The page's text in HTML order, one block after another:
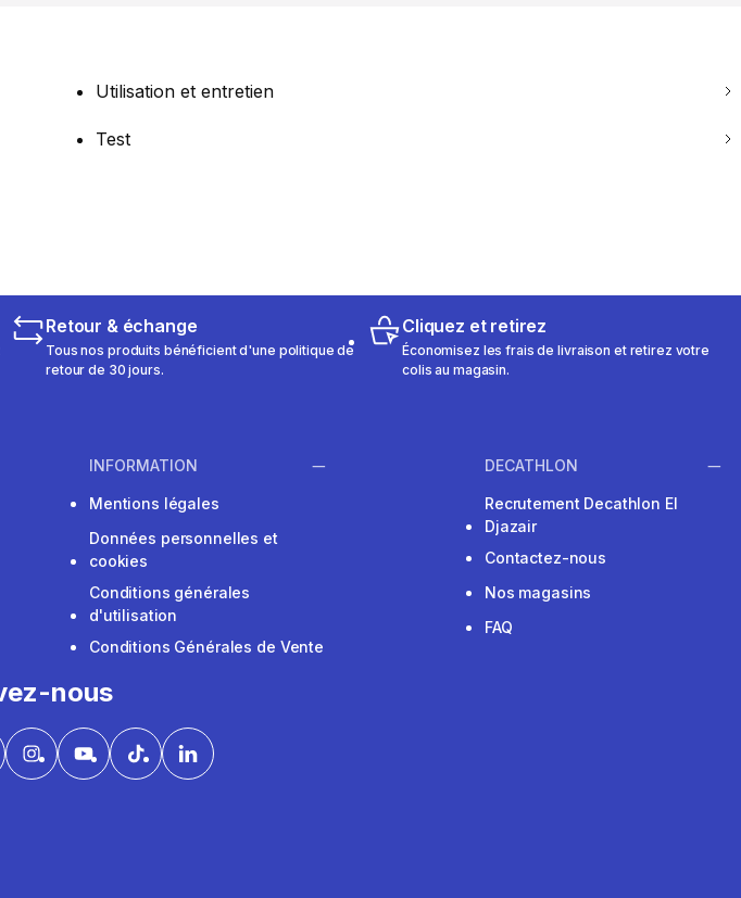
Utilisation et entretien
Test
Retour & échange
Tous nos produits bénéficient d'une politique de
retour de 30 jours.
Cliquez et retirez
Économisez les frais de livraison et retirez votre
colis au magasin.
INFORMATION
Mentions légales
Données personnelles et
cookies
Conditions générales
d'utilisation
Conditions Générales de Vente
DECATHLON
Recrutement Decathlon El
Djazair
Contactez-nous
Nos magasins
FAQ
nous